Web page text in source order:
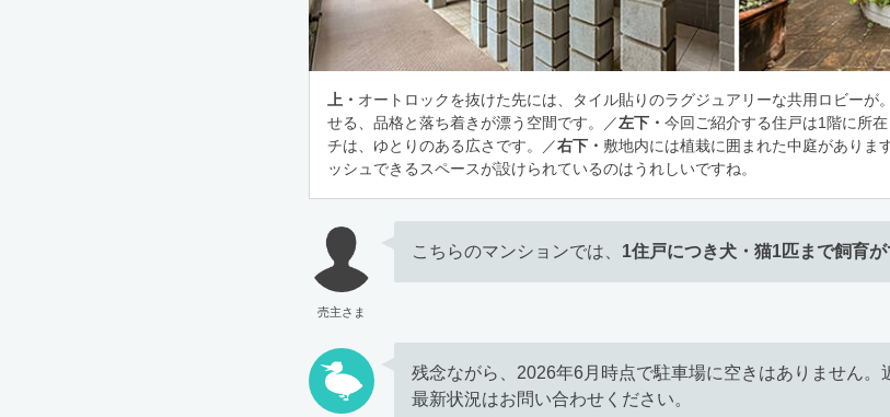
上・ オートロックを抜けた先には、タイル貼りのラグジュアリーな共用ロビーが
せる、品格と落ち着きが漂う空間です。／左下・ 今回ご紹介する住戸は1階に所
チは、ゆとりのある広さです。／右下・ 敷地内には植栽に囲まれた中庭がありま
ッシュできるスペースが設けられているのはうれしいですね。
売主さま
こちらのマンションでは、 1住戸につき犬・猫1匹まで飼育が
残念ながら、2026年6月時点で駐車場に空きはありません。
最新状況はお問い合わせください。